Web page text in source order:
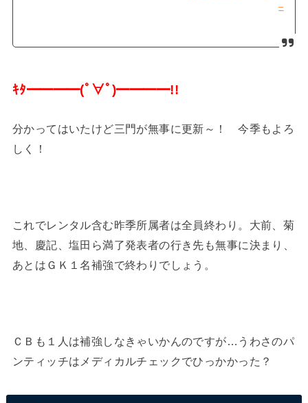
–
ｷﾀ━━━━(ﾟ∀ﾟ)━━━━!!
分かってはいたけど三門が無事に更新～！ 今季もよろ
しく！
これでレンタル含む昨季所属者は全員終わり。大前、菊
地、慶記、塩田ら満了発表者の行き先も無事に決まり、
あとはＧＫ１名補強で終わりでしょう。
ＣＢも１人は補強しなきゃいかんのですが…うわさのパ
ンティッチはメディカルチェックでひっかかった？